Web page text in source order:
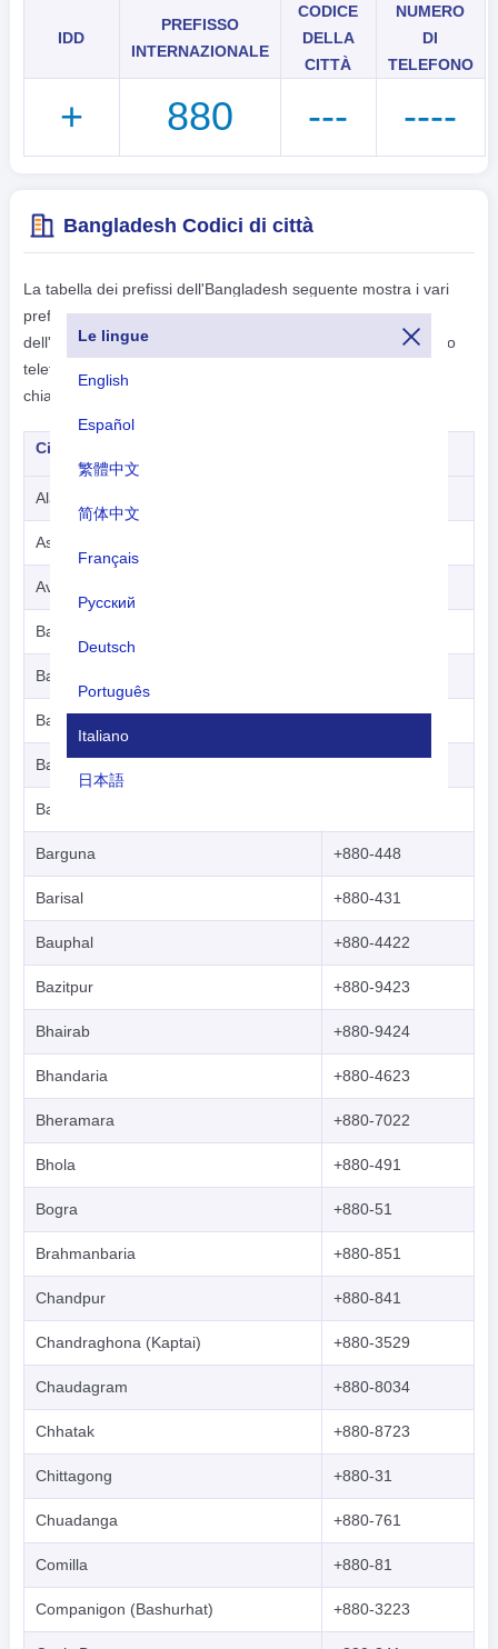
Le lingue
English
Español
繁體中文
简体中文
Français
Русский
Deutsch
Português
Italiano
日本語
IDD
PREFISSO
INTERNAZIONALE
CODICE
DELLA
CITTÀ
NUMERO
DI
TELEFONO
+ 880 --- ----
Bangladesh Codici di città
La tabella dei prefissi dell'Bangladesh seguente mostra i vari
prefissi di città per l'Bangladesh. I prefissi nazionali
dell'Bangladesh sono seguiti da questi prefissi. Con il prefisso
telefonico completo dell'Bangladesh, puoi effettuare le tue
chiamate internazionali.
City
Alamdanga
Ashugonj
Avaynagar (Noapara)
Badargonj
Bagerhat
Banaripara
Bandarban
Banshkhali
Barguna +880-448
Barisal +880-431
Bauphal +880-4422
Bazitpur +880-9423
Bhairab +880-9424
Bhandaria +880-4623
Bheramara +880-7022
Bhola +880-491
Bogra +880-51
Brahmanbaria +880-851
Chandpur +880-841
Chandraghona (Kaptai) +880-3529
Chaudagram +880-8034
Chhatak +880-8723
Chittagong +880-31
Chuadanga +880-761
Comilla +880-81
Companigon (Bashurhat) +880-3223